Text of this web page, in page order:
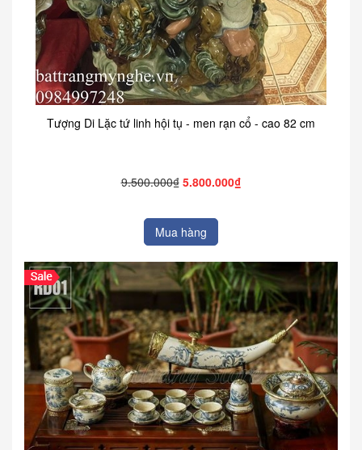
Tượng Di Lặc tứ linh hội tụ - men rạn cổ - cao 82 cm
9.500.000₫ 5.800.000₫
Mua hàng